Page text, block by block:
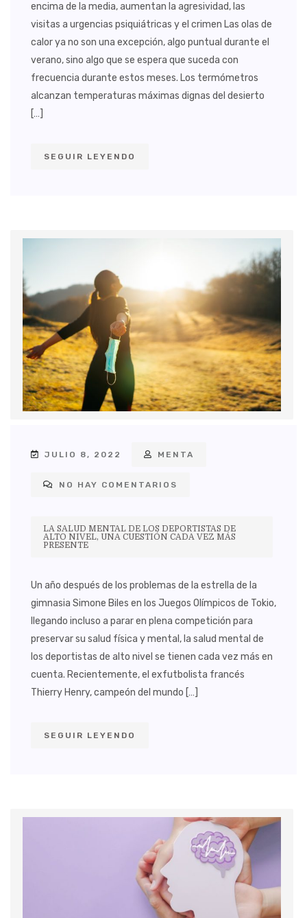
encima de la media, aumentan la agresividad, las
visitas a urgencias psiquiátricas y el crimen Las olas de
calor ya no son una excepción, algo puntual durante el
verano, sino algo que se espera que suceda con
frecuencia durante estos meses. Los termómetros
alcanzan temperaturas máximas dignas del desierto
[…]
SEGUIR LEYENDO
JULIO 8, 2022 MENTA
NO HAY COMENTARIOS
LA SALUD MENTAL DE LOS DEPORTISTAS DE
ALTO NIVEL, UNA CUESTIÓN CADA VEZ MÁS
PRESENTE
Un año después de los problemas de la estrella de la
gimnasia Simone Biles en los Juegos Olímpicos de Tokio,
llegando incluso a parar en plena competición para
preservar su salud física y mental, la salud mental de
los deportistas de alto nivel se tienen cada vez más en
cuenta. Recientemente, el exfutbolista francés
Thierry Henry, campeón del mundo […]
SEGUIR LEYENDO